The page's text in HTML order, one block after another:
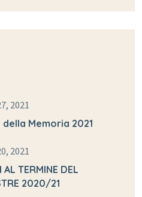
2021
Memoria 2021
2021
AL TERMINE DEL
2020/21